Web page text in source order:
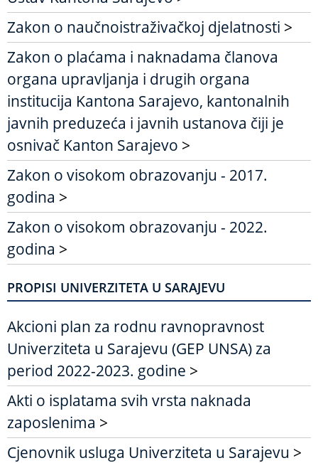
Zakon o naučnoistraživačkoj djelatnosti >
Zakon o plaćama i naknadama članova
organa upravljanja i drugih organa
institucija Kantona Sarajevo, kantonalnih
javnih preduzeća i javnih ustanova čiji je
osnivač Kanton Sarajevo >
Zakon o visokom obrazovanju - 2017.
godina >
Zakon o visokom obrazovanju - 2022.
godina >
PROPISI UNIVERZITETA U SARAJEVU
Akcioni plan za rodnu ravnopravnost
Univerziteta u Sarajevu (GEP UNSA) za
period 2022-2023. godine >
Akti o isplatama svih vrsta naknada
zaposlenima >
Cjenovnik usluga Univerziteta u Sarajevu >